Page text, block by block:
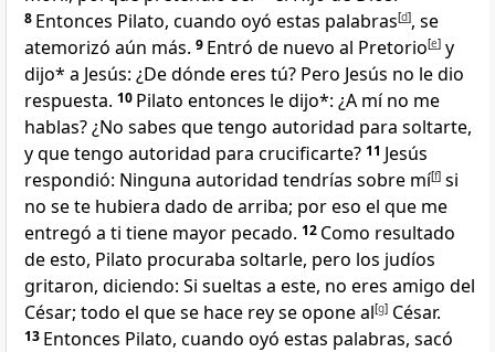
8 Entonces Pilato, cuando oyó estas palabras[d], se
atemorizó aún más. 9 Entró de nuevo al Pretorio[e] y
dijo* a Jesús: ¿De dónde eres tú? Pero Jesús no le dio
respuesta. 10 Pilato entonces le dijo*: ¿A mí no me
hablas? ¿No sabes que tengo autoridad para soltarte,
y que tengo autoridad para crucificarte? 11 Jesús
respondió: Ninguna autoridad tendrías sobre mí[f] si
no se te hubiera dado de arriba; por eso el que me
entregó a ti tiene mayor pecado. 12 Como resultado
de esto, Pilato procuraba soltarle, pero los judíos
gritaron, diciendo: Si sueltas a este, no eres amigo del
César; todo el que se hace rey se opone al[g] César.
13 Entonces Pilato, cuando oyó estas palabras, sacó